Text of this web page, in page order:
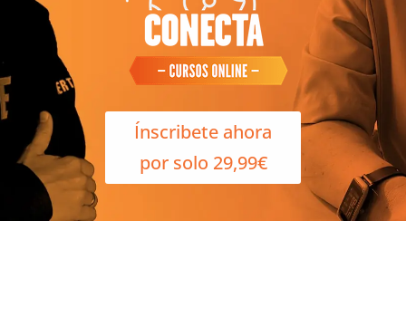
Ínscribete ahora
por solo 29,99€